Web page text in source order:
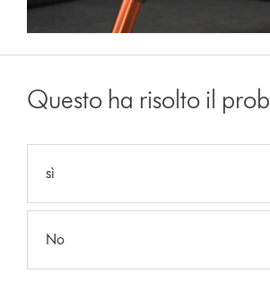
Questo ha risolto il
sì
No